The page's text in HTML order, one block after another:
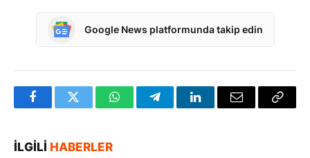
Google News platformunda takip edin
FacebookTwitter WhatsAppTelegramLinkedInE-
İLGILI HABERLER